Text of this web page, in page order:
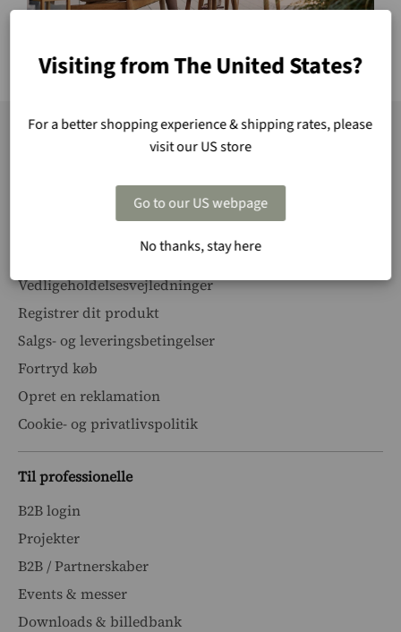
Find en forhandler
Vedligeholdelsesvejledninger
Registrer dit produkt
Salgs- og leveringsbetingelser
Fortryd køb
Opret en reklamation
Cookie- og privatlivspolitik
Til professionelle
B2B login
Projekter
B2B / Partnerskaber
Events & messer
Downloads & billedbank
Visiting from The United States?
For a better shopping experience & shipping rates, please
visit our US store
Go to our US webpage
No thanks, stay here